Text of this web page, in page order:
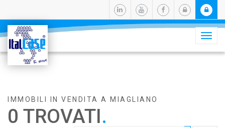
IMMOBILI IN VENDITA A MIAGLIANO
0 TROVATI.